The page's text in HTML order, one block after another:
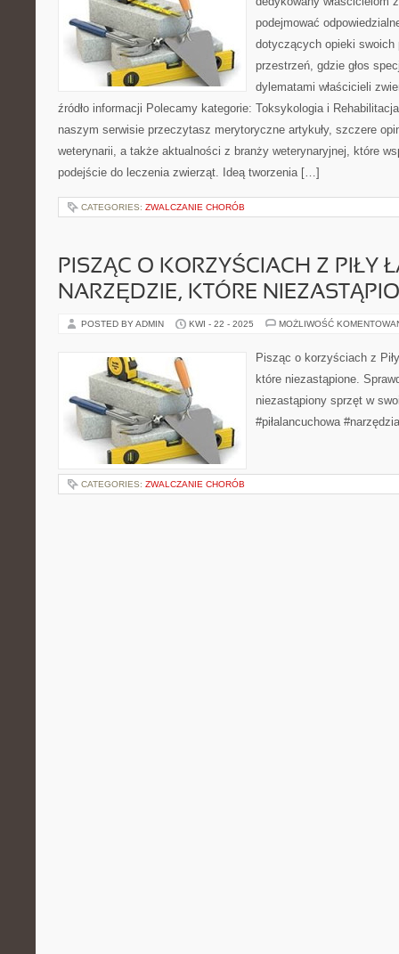
podejmować
dotyczących opieki swoich
przestrzeń, gdzie głos
dylematami właścicieli
źródło informacji Polecamy kategorie: Toksykologia i
naszym serwisie przeczytasz merytoryczne artykuły, szczere
weterynarii, a także aktualności z branży weterynaryjnej, które
podejście do leczenia zwierząt. Ideą tworzenia […]
CATEGORIES: ZWALCZANIE CHORÓB
PISZĄC O KORZYŚCIACH Z PIŁY
NARZĘDZIE, KTÓRE
POSTED BY ADMIN KWI - 22 - 2025 MOŻLIWOŚĆ
Pisząc o korzyściach z
które niezastąpione.
niezastąpiony sprzęt w
#piłalancuchowa
CATEGORIES: ZWALCZANIE CHORÓB